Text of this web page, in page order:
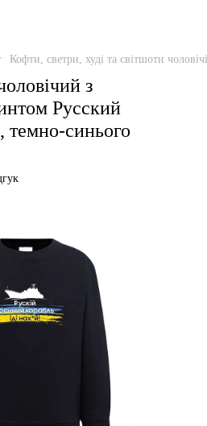
Кофти, светри, худі та світшоти чоловічі
з
Русский
темно-синього